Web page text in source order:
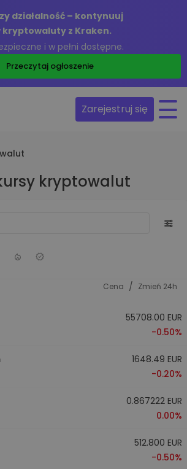
działalność – kontynuuj
z Kraken.
i w pełni dostępne.
Przeczytaj ogłoszenie
Zarejestruj się
kryptowalut
Cena / Zmień 24h
55708.00 EUR
-0.50%
1648.49 EUR
-0.20%
0.867222 EUR
0.00%
512.800 EUR
-0.50%